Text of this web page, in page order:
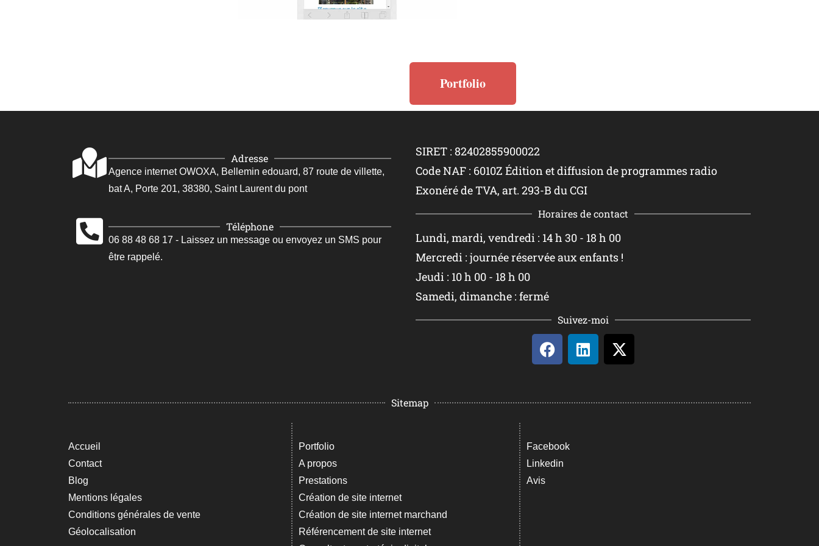
Portfolio
Adresse
Agence internet OWOXA, Bellemin edouard, 87 route de villette,
bat A, Porte 201, 38380, Saint Laurent du pont
Téléphone
06 88 48 68 17 - Laissez un message ou envoyez un SMS pour
être rappelé.
SIRET : 82402855900022
Code NAF : 6010Z Édition et diffusion de programmes radio
Exonéré de TVA, art. 293-B du CGI
Horaires de contact
Lundi, mardi, vendredi : 14 h 30 - 18 h 00
Mercredi : journée réservée aux enfants !
Jeudi : 10 h 00 - 18 h 00
Samedi, dimanche : fermé
Suivez-moi
Sitemap
Accueil
Contact
Blog
Mentions légales
Conditions générales de vente
Géolocalisation
Portfolio
A propos
Prestations
Création de site internet
Création de site internet marchand
Référencement de site internet
Facebook
Linkedin
Avis